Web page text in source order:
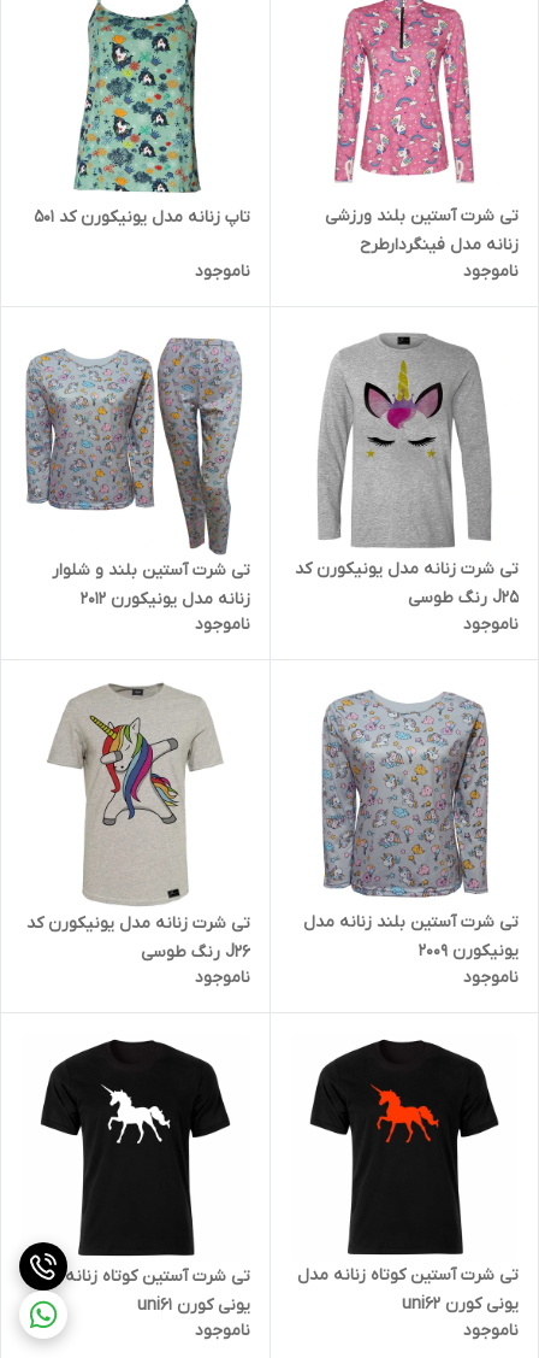
تی شرت آستین بلند ورزشی
زنانه مدل فینگردارطرح
یونیکورن کد Mhr-19
ناموجود
تاپ زنانه مدل یونیکورن کد 501
ناموجود
تی شرت زنانه مدل یونیکورن کد
J25 رنگ طوسی
ناموجود
تی شرت آستین بلند و شلوار
زنانه مدل یونیکورن 2012
ناموجود
تی شرت آستین بلند زنانه مدل
یونیکورن 2009
ناموجود
تی شرت زنانه مدل یونیکورن کد
J26 رنگ طوسی
ناموجود
تی شرت آستین کوتاه زنانه مدل
یونی کورن uni62
ناموجود
تی شرت آستین کوتاه زنانه مدل
یونی کورن uni61
ناموجود